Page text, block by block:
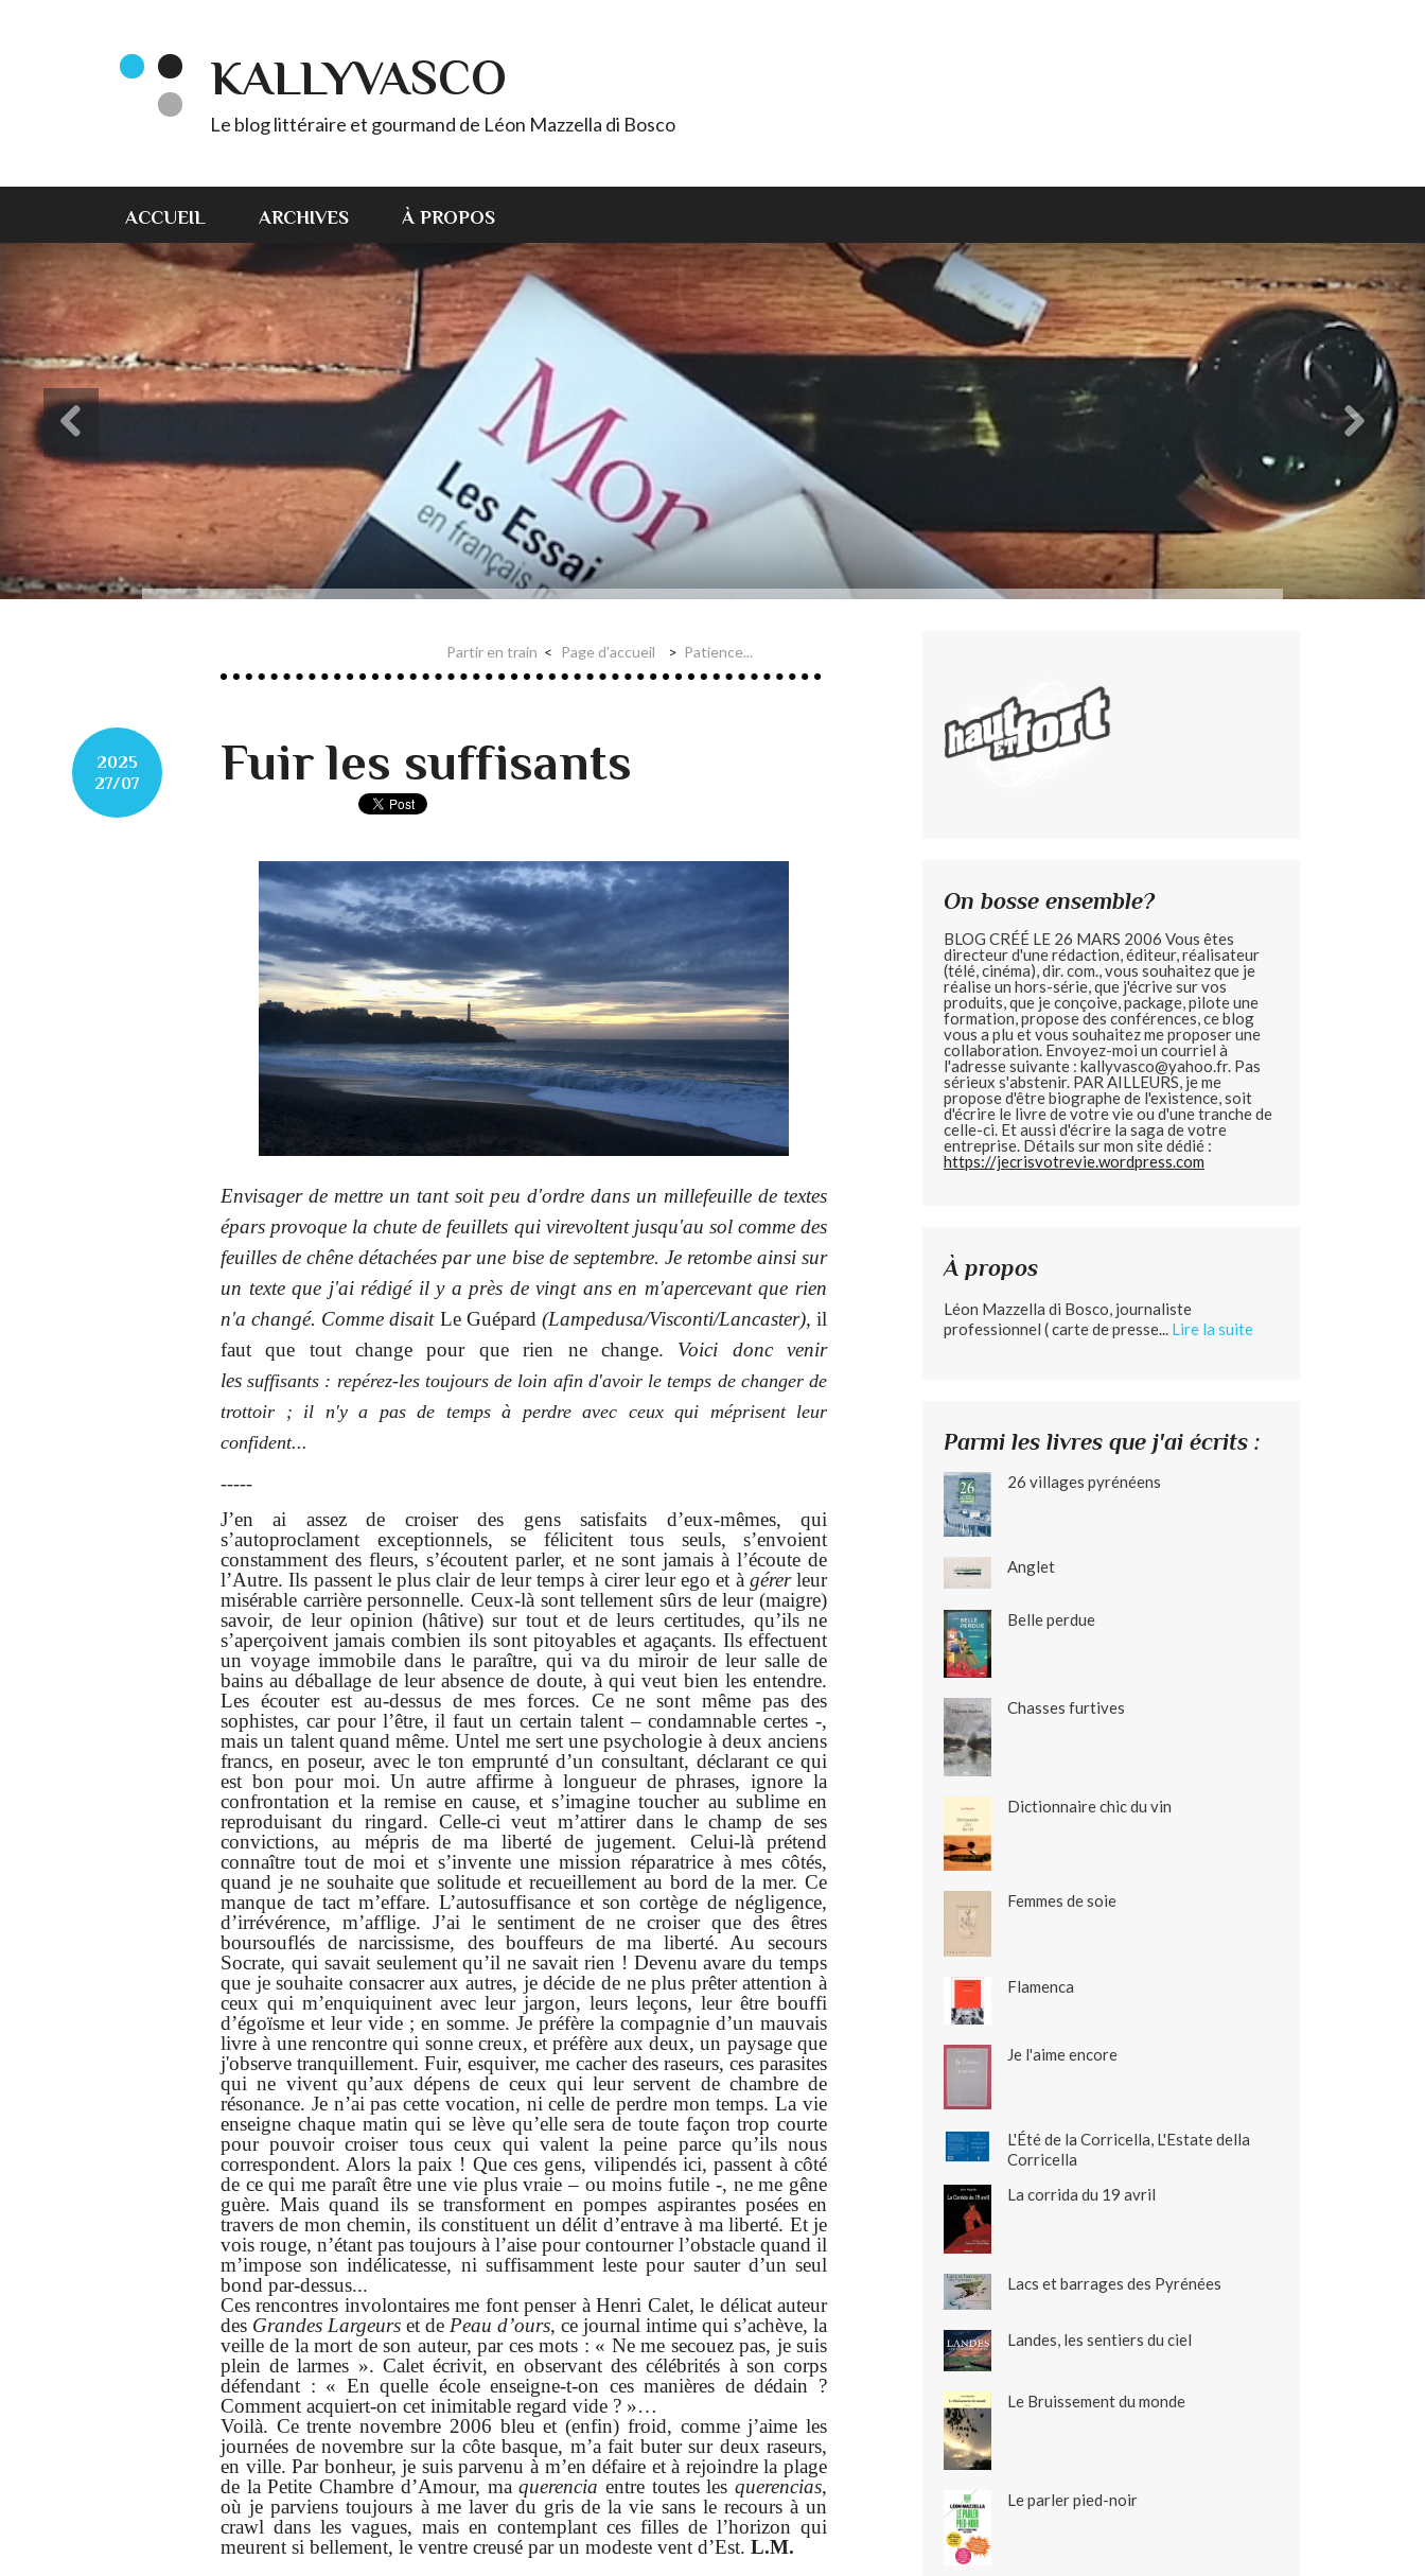
KALLYVASCO
Le blog littéraire et gourmand de Léon Mazzella di Bosco
ACCUEIL ARCHIVES À PROPOS
Partir en train Page d'accueil Patience...
2025
27/07
Fuir les suffisants
Envisager de mettre un tant soit peu d'ordre dans un millefeuille de textes
épars provoque la chute de feuillets qui virevoltent jusqu'au sol comme des
feuilles de chêne détachées par une bise de septembre. Je retombe ainsi sur
un texte que j'ai rédigé il y a près de vingt ans en m'apercevant que rien
n'a changé. Comme disait Le Guépard (Lampedusa/Visconti/Lancaster), il
faut que tout change pour que rien ne change. Voici donc venir
lessuffisants : repérez-les toujours de loin afin d'avoir le temps de changer de
trottoir ; il n'y a pas de temps à perdre avec ceux qui méprisent leur
confident...
-----
J’en ai assez de croiser des gens satisfaits d’eux-mêmes, qui
s’autoproclament exceptionnels, se félicitent tous seuls, s’envoient
constamment des fleurs, s’écoutent parler, et ne sont jamais à l’écoute de
l’Autre. Ils passent le plus clair de leur temps à cirer leur ego et à gérerleur
misérable carrière personnelle. Ceux-là sont tellement sûrs de leur (maigre)
savoir, de leur opinion (hâtive) sur tout et de leurs certitudes, qu’ils ne
s’aperçoivent jamais combien ils sont pitoyables et agaçants. Ils effectuent
un voyage immobile dans le paraître, qui va du miroir de leur salle de
bains au déballage de leur absence de doute, à qui veut bien les entendre.
Les écouter est au-dessus de mes forces. Ce ne sont même pas des
sophistes, car pour l’être, il faut un certain talent – condamnable certes -,
mais un talent quand même. Untel me sert une psychologie à deux anciens
francs, en poseur, avec le ton emprunté d’un consultant, déclarant ce qui
est bon pour moi. Un autre affirme à longueur de phrases, ignore la
confrontation et la remise en cause, et s’imagine toucher au sublime en
reproduisant du ringard. Celle-ci veut m’attirer dans le champ de ses
convictions, au mépris de ma liberté de jugement. Celui-là prétend
connaître tout de moi et s’invente une mission réparatrice à mes côtés,
quand je ne souhaite que solitude et recueillement au bord de la mer. Ce
manque de tact m’effare. L’autosuffisance et son cortège de négligence,
d’irrévérence, m’afflige. J’ai le sentiment de ne croiser que des êtres
boursouflés de narcissisme, des bouffeurs de ma liberté. Au secours
Socrate, qui savait seulement qu’il ne savait rien ! Devenu avare du temps
que je souhaite consacrer aux autres, je décide de ne plus prêter attention à
ceux qui m’enquiquinent avec leur jargon, leurs leçons, leur être bouffi
d’égoïsme et leur vide ; en somme. Je préfère la compagnie d’un mauvais
livre à une rencontre qui sonne creux, et préfère aux deux, un paysage que
j'observe tranquillement. Fuir, esquiver, me cacher des raseurs, ces parasites
qui ne vivent qu’aux dépens de ceux qui leur servent de chambre de
résonance. Je n’ai pas cette vocation, ni celle de perdre mon temps. La vie
enseigne chaque matin qui se lève qu’elle sera de toute façon trop courte
pour pouvoir croiser tous ceux qui valent la peine parce qu’ils nous
correspondent. Alors la paix ! Que ces gens, vilipendés ici, passent à côté
de ce qui me paraît être une vie plus vraie – ou moins futile -, ne me gêne
guère. Mais quand ils se transforment en pompes aspirantes posées en
travers de mon chemin, ils constituent un délit d’entrave à ma liberté. Et je
vois rouge, n’étant pas toujours à l’aise pour contourner l’obstacle quand il
m’impose son indélicatesse, ni suffisamment leste pour sauter d’un seul
bond par-dessus...
Ces rencontres involontaires me font penser à Henri Calet, le délicat auteur
des Grandes Largeurs et de Peau d’ours, ce journal intime qui s’achève, la
veille de la mort de son auteur, par ces mots : « Ne me secouez pas, je suis
plein de larmes ». Calet écrivit, en observant des célébrités à son corps
défendant : « En quelle école enseigne-t-on ces manières de dédain ?
Comment acquiert-on cet inimitable regard vide ? »…
Voilà. Ce trente novembre 2006 bleu et (enfin) froid, comme j’aime les
journées de novembre sur la côte basque, m’a fait buter sur deux raseurs,
en ville. Par bonheur, je suis parvenu à m’en défaire et à rejoindre la plage
de la Petite Chambre d’Amour, maquerencia entre toutes lesquerencias,
où je parviens toujours à me laver du gris de la vie sans le recours à un
crawl dans les vagues, mais en contemplant ces filles de l’horizon qui
meurent si bellement, le ventre creusé par un modeste vent d’Est. L.M.
On bosse ensemble?
BLOG CRÉÉ LE 26 MARS 2006 Vous êtes
directeur d'une rédaction, éditeur, réalisateur
(télé, cinéma), dir. com., vous souhaitez que je
réalise un hors-série, que j'écrive sur vos
produits, que je conçoive, package, pilote une
formation, propose des conférences, ce blog
vous a plu et vous souhaitez me proposer une
collaboration. Envoyez-moi un courriel à
l'adresse suivante : kallyvasco@yahoo.fr. Pas
sérieux s'abstenir. PAR AILLEURS, je me
propose d'être biographe de l'existence, soit
d'écrire le livre de votre vie ou d'une tranche de
celle-ci. Et aussi d'écrire la saga de votre
entreprise. Détails sur mon site dédié :
https://jecrisvotrevie.wordpress.com
À propos
Léon Mazzella di Bosco, journaliste
professionnel ( carte de presse... Lire la suite
Parmi les livres que j'ai écrits :
26 villages pyrénéens
Anglet
Belle perdue
Chasses furtives
Dictionnaire chic du vin
Femmes de soie
Flamenca
Je l'aime encore
L'Été de la Corricella, L'Estate della
Corricella
La corrida du 19 avril
Lacs et barrages des Pyrénées
Landes, les sentiers du ciel
Le Bruissement du monde
Le parler pied-noir